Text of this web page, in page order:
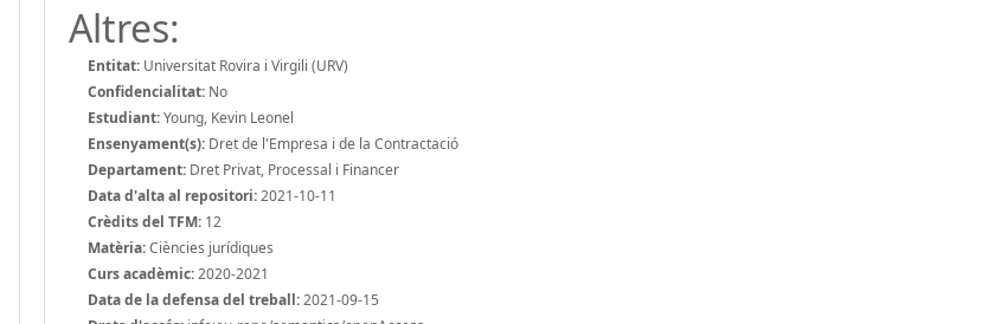
Altres:
Entitat: Universitat Rovira i Virgili (URV)
Confidencialitat: No
Estudiant:Young, Kevin Leonel
Ensenyament(s): Dret de l'Empresa i de la Contractació
Departament: Dret Privat, Processal i Financer
Data d'alta al repositori:2021-10-11
Crèdits del TFM: 12
Matèria:Ciències jurídiques
Curs acadèmic:2020-2021
Data de la defensa del treball:2021-09-15